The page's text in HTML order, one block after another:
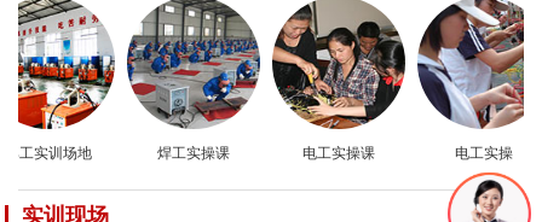
工实训场地 焊工实操课 电工实操课 电工实操
实训现场